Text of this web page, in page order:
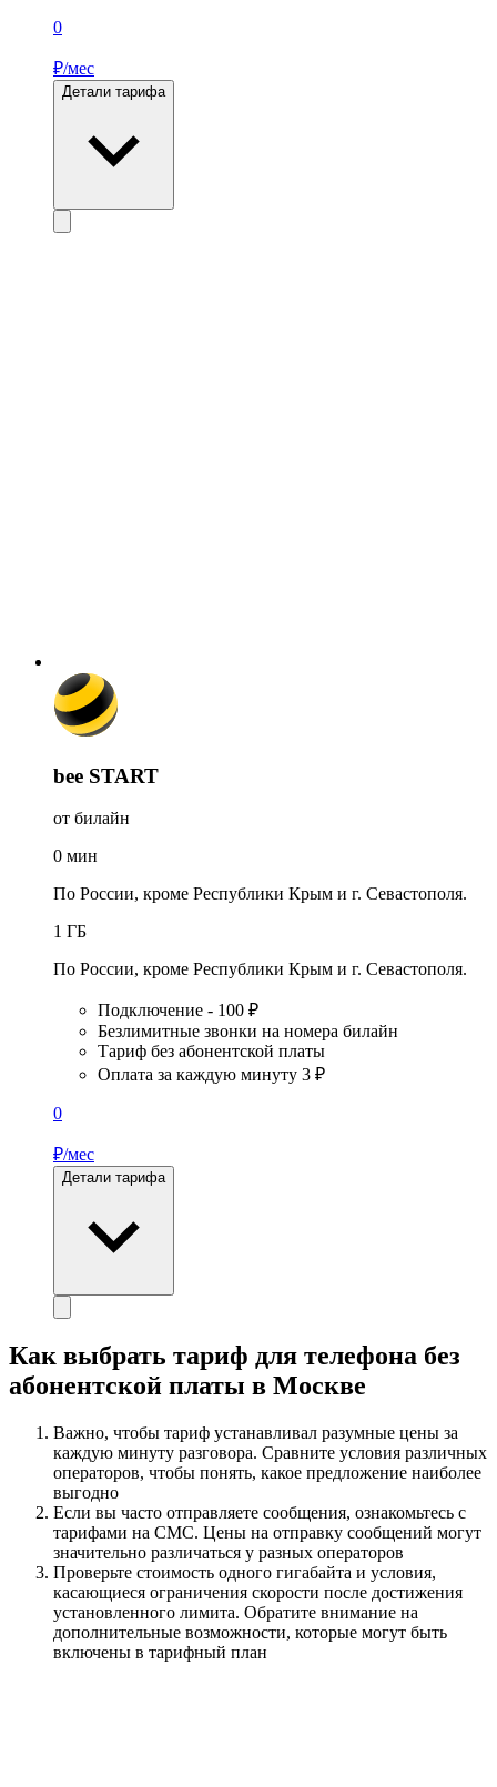
0
₽/мес
Детали тарифа
bee START
от билайн
0 мин
По России, кроме Республики Крым и г. Севастополя.
1 ГБ
По России, кроме Республики Крым и г. Севастополя.
Подключение - 100 ₽
Безлимитные звонки на номера билайн
Тариф без абонентской платы
Оплата за каждую минуту 3 ₽
0
₽/мес
Детали тарифа
Как выбрать тариф для телефона без
абонентской платы в Москве
Важно, чтобы тариф устанавливал разумные цены за
каждую минуту разговора. Сравните условия различных
операторов, чтобы понять, какое предложение наиболее
выгодно
Если вы часто отправляете сообщения, ознакомьтесь с
тарифами на СМС. Цены на отправку сообщений могут
значительно различаться у разных операторов
Проверьте стоимость одного гигабайта и условия,
касающиеся ограничения скорости после достижения
установленного лимита. Обратите внимание на
дополнительные возможности, которые могут быть
включены в тарифный план